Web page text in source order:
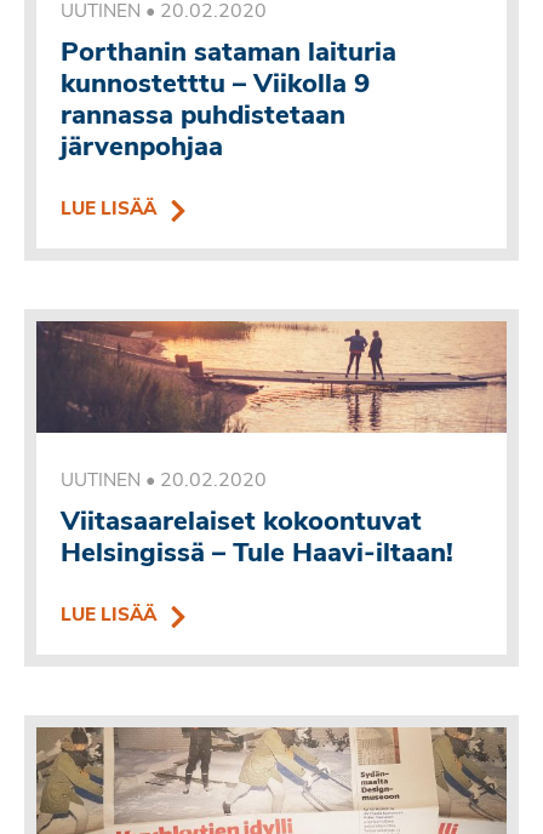
UUTINEN • 20.02.2020
Porthanin sataman laituria
kunnostetttu – Viikolla 9
rannassa puhdistetaan
järvenpohjaa
LUE LISÄÄ
UUTINEN • 20.02.2020
Viitasaarelaiset kokoontuvat
Helsingissä – Tule Haavi-iltaan!
LUE LISÄÄ